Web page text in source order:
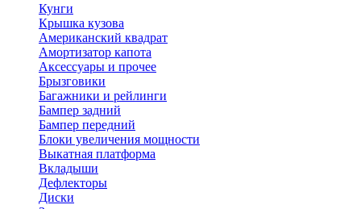
Кунги
Крышка кузова
Американский квадрат
Амортизатор капота
Аксессуары и прочее
Брызговики
Багажники и рейлинги
Бампер задний
Бампер передний
Блоки увеличения мощности
Выкатная платформа
Вкладыши
Дефлекторы
Диски